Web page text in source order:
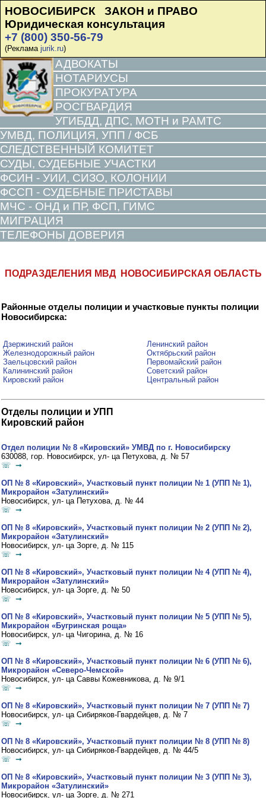
НОВОСИБИРСК ЗАКОН и ПРАВО
Юридическая консультация
+7 (800) 350-56-79
(Реклама jurik.ru)
АДВОКАТЫ
НОТАРИУСЫ
ПРОКУРАТУРА
РОСГВАРДИЯ
УГИБДД, ДПС, МОТН и РАМТС
УМВД, ПОЛИЦИЯ, УПП / ФСБ
СЛЕДСТВЕННЫЙ КОМИТЕТ
СУДЫ, СУДЕБНЫЕ УЧАСТКИ
ФСИН - УИИ, СИЗО, КОЛОНИИ
ФССП - СУДЕБНЫЕ ПРИСТАВЫ
МЧС - ОНД и ПР, ФСП, ГИМС
МИГРАЦИЯ
ТЕЛЕФОНЫ ДОВЕРИЯ
ПОДРАЗДЕЛЕНИЯ МВД НОВОСИБИРСКАЯ ОБЛАСТЬ
Районные отделы полиции и участковые пункты полиции
Новосибирска:
Дзержинский район
Железнодорожный район
Заельцовский район
Калининский район
Кировский район
Ленинский район
Октябрьский район
Первомайский район
Советский район
Центральный район
Отделы полиции и УПП
Кировский район
Отдел полиции № 8 «Кировский» УМВД по г. Новосибирску
630088, гор. Новосибирск, ул- ца Петухова, д. № 57
☏ ➞
ОП № 8 «Кировский», Участковый пункт полиции № 1 (УПП № 1),
Микрорайон «Затулинский»
Новосибирск, ул- ца Петухова, д. № 44
☏ ➞
ОП № 8 «Кировский», Участковый пункт полиции № 2 (УПП № 2),
Микрорайон «Затулинский»
Новосибирск, ул- ца Зорге, д. № 115
☏ ➞
ОП № 8 «Кировский», Участковый пункт полиции № 4 (УПП № 4),
Микрорайон «Затулинский»
Новосибирск, ул- ца Зорге, д. № 50
☏ ➞
ОП № 8 «Кировский», Участковый пункт полиции № 5 (УПП № 5),
Микрорайон «Бугринская роща»
Новосибирск, ул- ца Чигорина, д. № 16
☏ ➞
ОП № 8 «Кировский», Участковый пункт полиции № 6 (УПП № 6),
Микрорайон «Северо-Чемской»
Новосибирск, ул- ца Саввы Кожевникова, д. № 9/1
☏ ➞
ОП № 8 «Кировский», Участковый пункт полиции № 7 (УПП № 7)
Новосибирск, ул- ца Сибиряков-Гвардейцев, д. № 7
☏ ➞
ОП № 8 «Кировский», Участковый пункт полиции № 8 (УПП № 8)
Новосибирск, ул- ца Сибиряков-Гвардейцев, д. № 44/5
☏ ➞
ОП № 8 «Кировский», Участковый пункт полиции № 3 (УПП № 3),
Микрорайон «Затулинский»
Новосибирск, ул- ца Зорге, д. № 271